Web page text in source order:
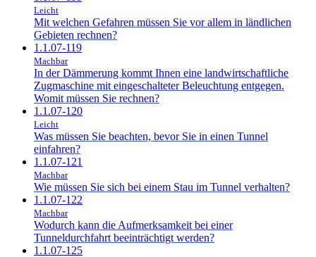
Leicht
Mit welchen Gefahren müssen Sie vor allem in ländlichen
Gebieten rechnen?
1.1.07-119
Machbar
In der Dämmerung kommt Ihnen eine landwirtschaftliche
Zugmaschine mit eingeschalteter Beleuchtung entgegen.
Womit müssen Sie rechnen?
1.1.07-120
Leicht
Was müssen Sie beachten, bevor Sie in einen Tunnel
einfahren?
1.1.07-121
Machbar
Wie müssen Sie sich bei einem Stau im Tunnel verhalten?
1.1.07-122
Machbar
Wodurch kann die Aufmerksamkeit bei einer
Tunneldurchfahrt beeinträchtigt werden?
1.1.07-125